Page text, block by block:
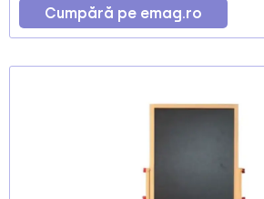
Cumpără pe emag.ro